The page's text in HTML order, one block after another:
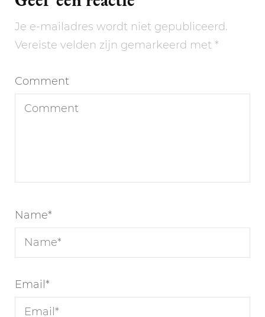
Je e-mailadres wordt niet gepubliceerd.
Vereiste velden zijn gemarkeerd met *
Comment
Name*
Email*